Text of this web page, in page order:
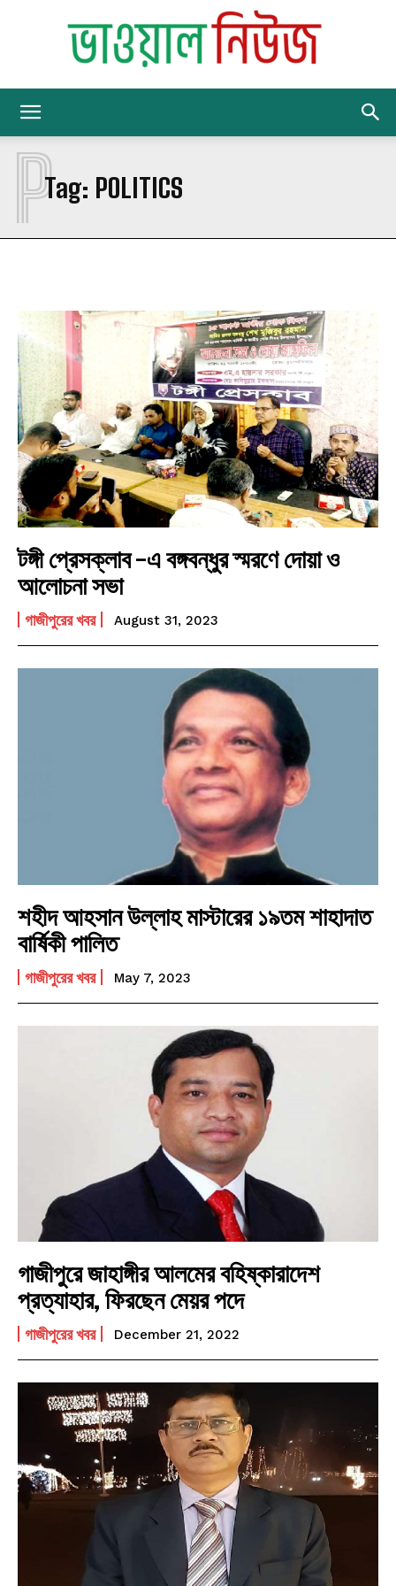
Tag: POLITICS
P
টঙ্গী প্রেসক্লাব -এ বঙ্গবন্ধুর স্মরণে দোয়া ও
আলোচনা সভা
গাজীপুরের খবর August 31, 2023
শহীদ আহসান উল্লাহ মাস্টারের ১৯তম শাহাদাত
বার্ষিকী পালিত
গাজীপুরের খবর May 7, 2023
গাজীপুরে জাহাঙ্গীর আলমের বহিষ্কারাদেশ
প্রত্যাহার, ফিরছেন মেয়র পদে
গাজীপুরের খবর December 21, 2022